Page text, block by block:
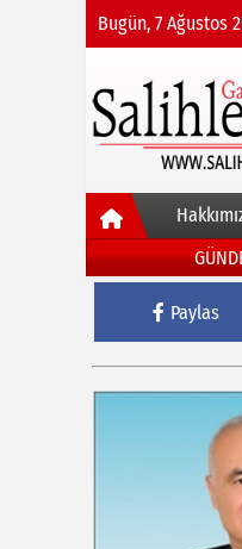
Bugün, 7 Ağustos
Paylas